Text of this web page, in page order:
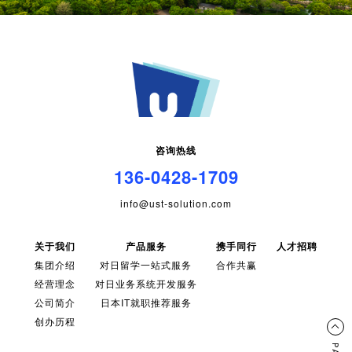
咨询热线
136-0428-1709
info@ust-solution.com
关于我们
集团介绍
经营理念
公司简介
创办历程
产品服务
对日留学一站式服务
对日业务系统开发服务
日本IT就职推荐服务
携手同行
合作共赢
人才招聘